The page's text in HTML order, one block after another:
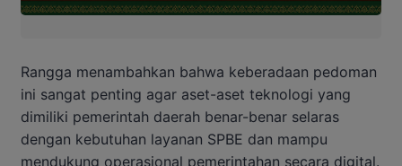
Rangga menambahkan bahwa keberadaan pedoman
ini sangat penting agar aset-aset teknologi yang
dimiliki pemerintah daerah benar-benar selaras
dengan kebutuhan layanan SPBE dan mampu
mendukung operasional pemerintahan secara digital.